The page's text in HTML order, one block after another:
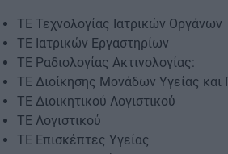
ΤΕ Τεχνολογίας Ιατρικών Οργάνων
ΤΕ Ιατρικών Εργαστηρίων
ΤΕ Ραδιολογίας Ακτινολογίας:
ΤΕ Διοίκησης Μονάδων Υγείας και
ΤΕ Διοικητικού Λογιστικού
ΤΕ Λογιστικού
ΤΕ Επισκέπτες Υγείας